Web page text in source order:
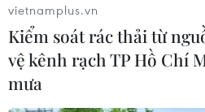
16/12/2016 03:28
Dù bị loại ở ​bán kết giải AFF
Việt Nam vẫn được giới truyền
cao với sự tỏa sáng của dàn
vietnamplus.vn
Kiểm soát rác thải từ
vệ kênh rạch TP Hồ Chí
mưa